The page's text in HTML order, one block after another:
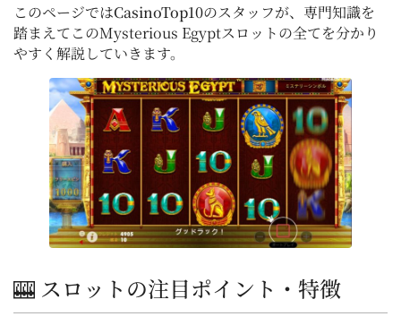
このページではCasinoTop10のスタッフが、専門知識を
踏まえてこのMysterious Egyptスロットの全てを分かり
やすく解説していきます。
🎰 スロットの注目ポイント・特徴